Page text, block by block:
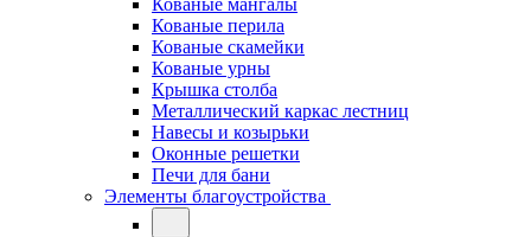
Кованые мангалы
Кованые перила
Кованые скамейки
Кованые урны
Крышка столба
Металлический каркас лестниц
Навесы и козырьки
Оконные решетки
Печи для бани
Элементы благоустройства